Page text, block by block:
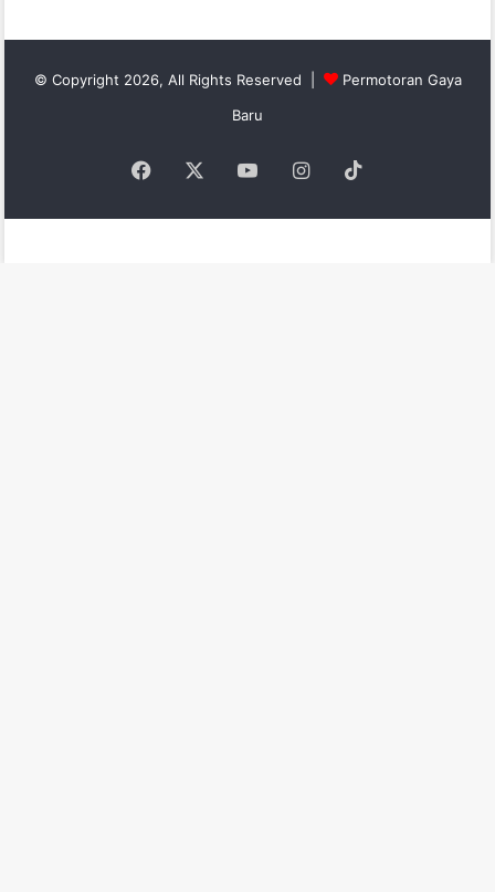
© Copyright 2026, All Rights Reserved |
Permotoran Gaya
Baru
Facebook YouTubeInstagram